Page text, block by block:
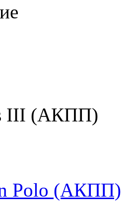
III (АКПП)
Polo (АКПП)